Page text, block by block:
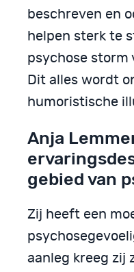
beschreven en
helpen sterk te
psychose storm
Dit alles wordt
humoristische
Anja
gebied van
Zij heeft een
aanleg kreeg zij